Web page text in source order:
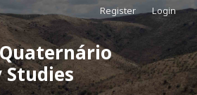
Register Login